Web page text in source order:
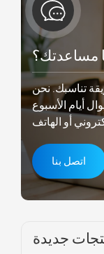
مساعدتك؟
تناسبك. نحن
أيام الأسبوع
اتصل بنا
جديدة